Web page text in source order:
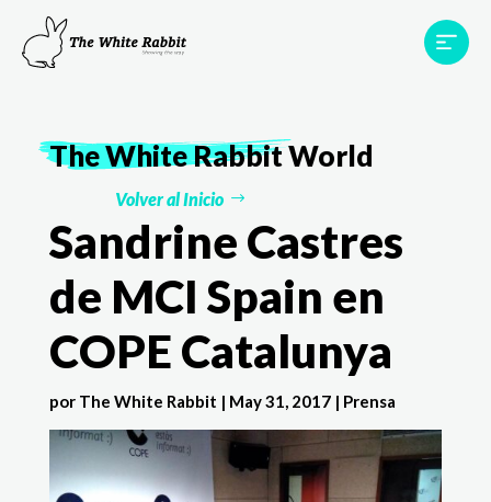
Proyectos
Testimonios
TWR World
The White RabbitWorld
Volver al Inicio
Sandrine Castres
de MCI Spain en
COPE Catalunya
por The White Rabbit | May 31, 2017| Prensa